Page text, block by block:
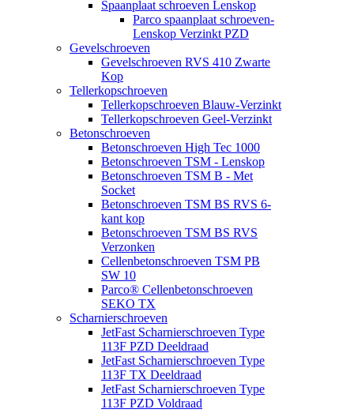
Spaanplaat schroeven Lenskop
Parco spaanplaat schroeven-
Lenskop Verzinkt PZD
Gevelschroeven
Gevelschroeven RVS 410 Zwarte
Kop
Tellerkopschroeven
Tellerkopschroeven Blauw-Verzinkt
Tellerkopschroeven Geel-Verzinkt
Betonschroeven
Betonschroeven High Tec 1000
Betonschroeven TSM - Lenskop
Betonschroeven TSM B - Met
Socket
Betonschroeven TSM BS RVS 6-
kant kop
Betonschroeven TSM BS RVS
Verzonken
Cellenbetonschroeven TSM PB
SW 10
Parco® Cellenbetonschroeven
SEKO TX
Scharnierschroeven
JetFast Scharnierschroeven Type
113F PZD Deeldraad
JetFast Scharnierschroeven Type
113F TX Deeldraad
JetFast Scharnierschroeven Type
113F PZD Voldraad